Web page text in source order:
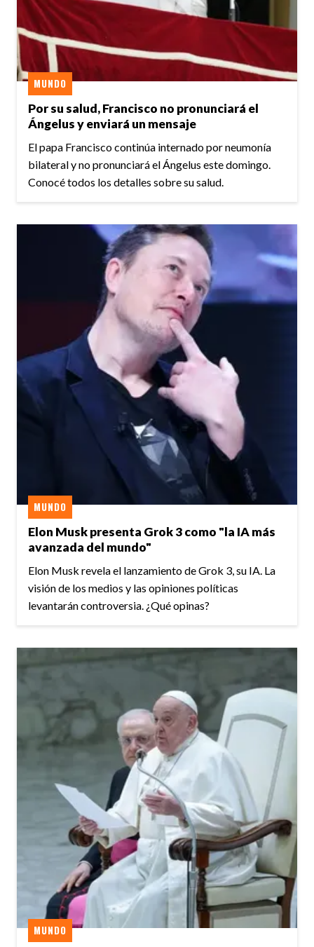
Por su salud, Francisco no pronunciará el
Ángelus y enviará un mensaje
MUNDO
El papa Francisco continúa internado por neumonía
bilateral y no pronunciará el Ángelus este domingo.
Conocé todos los detalles sobre su salud.
Elon Musk presenta Grok 3 como "la IA más
avanzada del mundo"
MUNDO
Elon Musk revela el lanzamiento de Grok 3, su IA. La
visión de los medios y las opiniones políticas
levantarán controversia. ¿Qué opinas?
MUNDO